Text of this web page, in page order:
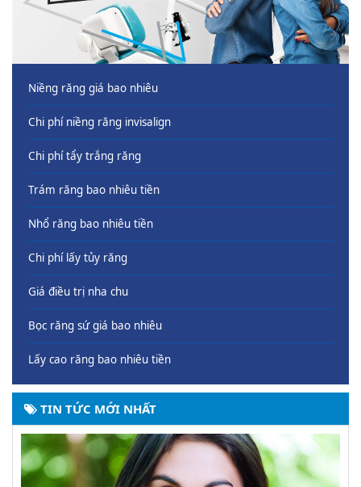
Niềng răng giá bao nhiêu
Chi phí niềng răng invisalign
Chi phí tẩy trắng răng
Trám răng bao nhiêu tiền
Nhổ răng bao nhiêu tiền
Chi phí lấy tủy răng
Giá điều trị nha chu
Bọc răng sứ giá bao nhiêu
Lấy cao răng bao nhiêu tiền
TIN TỨC MỚI NHẤT